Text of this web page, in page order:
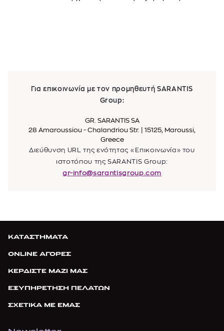
Για επικοινωνία με τον προμηθευτή SARANTIS
Group:
GR. SARANTIS SA
28 Amaroussiou - Chalandriou Str. | 15125, Maroussi,
Greece
Διεύθυνση URL της ενότητας «Επικοινωνία» του
ιστοτόπου της SARANTIS Group:
gr-info@sarantisgroup.com
ΚΑΤΑΣΤΗΜΑΤΑ
ONLINE ΑΓΟΡΕΣ
ΚΕΡΔΙΣΤΕ ΜΑΖΙ ΜΑΣ
ΕΞΥΠΗΡΕΤΗΣΗ ΠΕΛΑΤΩΝ
ΣΧΕΤΙΚΑ ΜΕ ΕΜΑΣ